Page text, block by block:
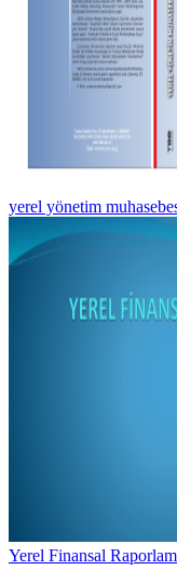
yerel yönetim
Yerel Finansal